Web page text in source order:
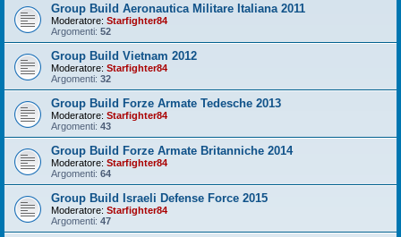
Group Build Aeronautica Militare Italiana 2011
Moderatore: Starfighter84
Argomenti: 52
Group Build Vietnam 2012
Moderatore: Starfighter84
Argomenti: 32
Group Build Forze Armate Tedesche 2013
Moderatore: Starfighter84
Argomenti: 43
Group Build Forze Armate Britanniche 2014
Moderatore: Starfighter84
Argomenti: 64
Group Build Israeli Defense Force 2015
Moderatore: Starfighter84
Argomenti: 47